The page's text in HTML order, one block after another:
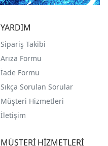
YARDIM
Sipariş Takibi
Arıza Formu
İade Formu
Sıkça Sorulan Sorular
Müşteri Hizmetleri
İletişim
MÜŞTERİ HİZMETLERİ